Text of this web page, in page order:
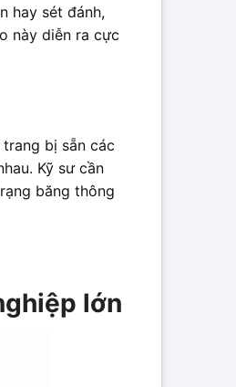
hay sét đánh,
này diễn ra cực
bị sẵn các
Kỹ sư cần
băng thông
lớn